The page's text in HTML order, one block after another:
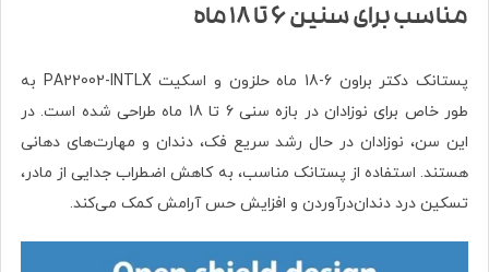
مناسب برای سنین 6 تا 18 ماه
پستانک دکتر براون 6-18 ماه حلزون و اسکیت PA22002-INTLX به
طور خاص برای نوزادان در بازه سنی 6 تا 18 ماه طراحی شده است. در
این سن، نوزادان در حال رشد سریع فک، دندان و مهارت‌های دهانی
هستند. استفاده از پستانک مناسب، به کاهش اضطراب جدایی از مادر،
تسکین درد دندان‌درآوردن و افزایش حس آرامش کمک می‌کند.